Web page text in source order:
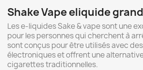
Shake Vape eliquide
Les e-liquides Sake & vape sont une
pour les personnes qui cherchent à
sont conçus pour être utilisés avec
électroniques et offrent une
cigarettes traditionnelles.